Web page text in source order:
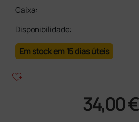
Caixa:
Disponibilidade:
Em stock em 15 dias úteis
heart_plus
34,00 €